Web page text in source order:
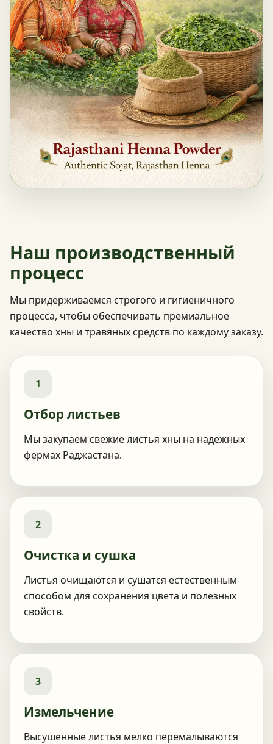
Наш производственный
процесс
Мы придерживаемся строгого и гигиеничного
процесса, чтобы обеспечивать премиальное
качество хны и травяных средств по каждому заказу.
1
Отбор листьев
Мы закупаем свежие листья хны на надежных
фермах Раджастана.
2
Очистка и сушка
Листья очищаются и сушатся естественным
способом для сохранения цвета и полезных
свойств.
3
Измельчение
Высушенные листья мелко перемалываются